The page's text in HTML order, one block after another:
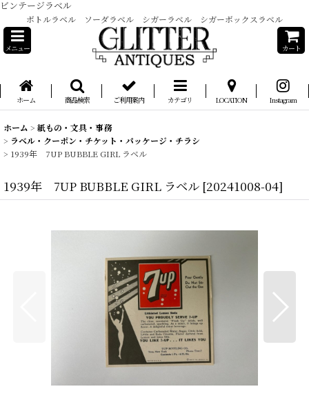
ビンテージラベル
ボトルラベル ソーダラベル シガーラベル シガーボックスラベル
メニュー カート
ホーム 商品検索 ご利用案内 カテゴリ LOCATION Instagram
ホーム > 紙もの・文具・事務
> ラベル・クーポン・チケット・パッケージ・チラシ
> 1939年 7UP BUBBLE GIRL ラベル
1939年 7UP BUBBLE GIRL ラベル [20241008-04]